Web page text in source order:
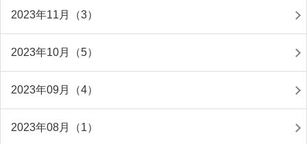
2023年11月（3）
2023年10月（5）
2023年09月（4）
2023年08月（1）